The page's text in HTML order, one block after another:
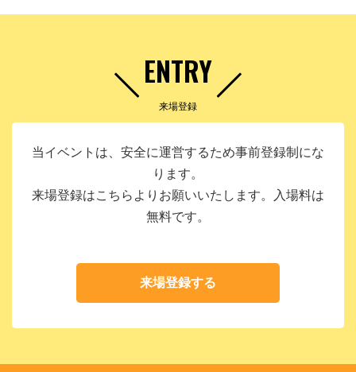
ENTRY
来場登録
当イベントは、安全に運営するため事前登録制にな
ります。
来場登録はこちらよりお願いいたします。入場料は
無料です。
来場登録する